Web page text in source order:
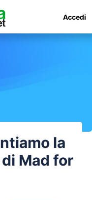
Accedi
la
Mad for